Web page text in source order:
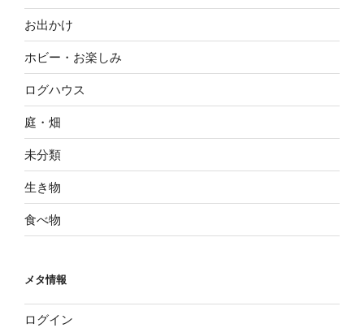
お出かけ
ホビー・お楽しみ
ログハウス
庭・畑
未分類
生き物
食べ物
メタ情報
ログイン